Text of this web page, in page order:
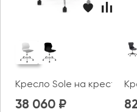
Кресло Sole на
38 060